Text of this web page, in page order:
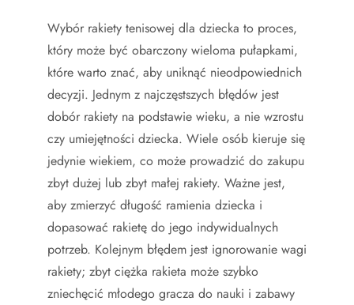
Wybór rakiety tenisowej dla dziecka to proces,
który może być obarczony wieloma pułapkami,
które warto znać, aby uniknąć nieodpowiednich
decyzji. Jednym z najczęstszych błędów jest
dobór rakiety na podstawie wieku, a nie wzrostu
czy umiejętności dziecka. Wiele osób kieruje się
jedynie wiekiem, co może prowadzić do zakupu
zbyt dużej lub zbyt małej rakiety. Ważne jest,
aby zmierzyć długość ramienia dziecka i
dopasować rakietę do jego indywidualnych
potrzeb. Kolejnym błędem jest ignorowanie wagi
rakiety; zbyt ciężka rakieta może szybko
zniechęcić młodego gracza do nauki i zabawy